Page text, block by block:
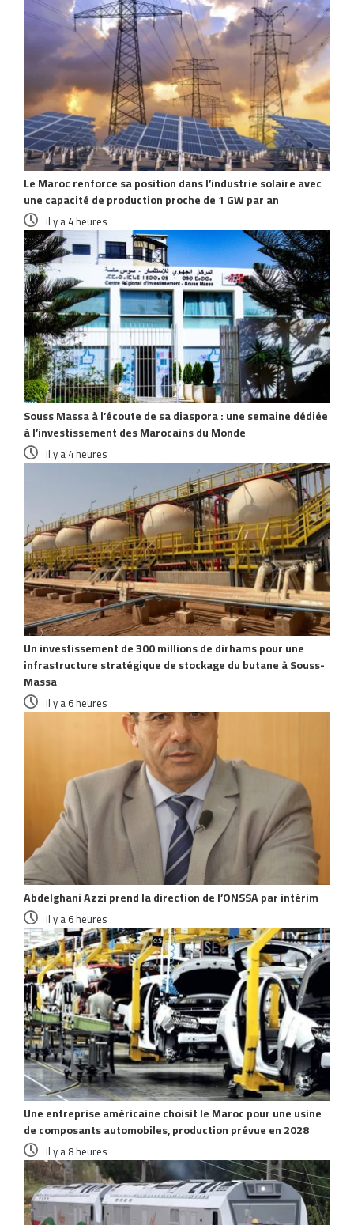
Le Maroc renforce sa position dans l’industrie solaire avec
une capacité de production proche de 1 GW par an
il y a 4 heures
Souss Massa à l’écoute de sa diaspora : une semaine dédiée
à l’investissement des Marocains du Monde
il y a 4 heures
Un investissement de 300 millions de dirhams pour une
infrastructure stratégique de stockage du butane à Souss-
Massa
il y a 6 heures
Abdelghani Azzi prend la direction de l’ONSSA par intérim
il y a 6 heures
Une entreprise américaine choisit le Maroc pour une usine
de composants automobiles, production prévue en 2028
il y a 8 heures